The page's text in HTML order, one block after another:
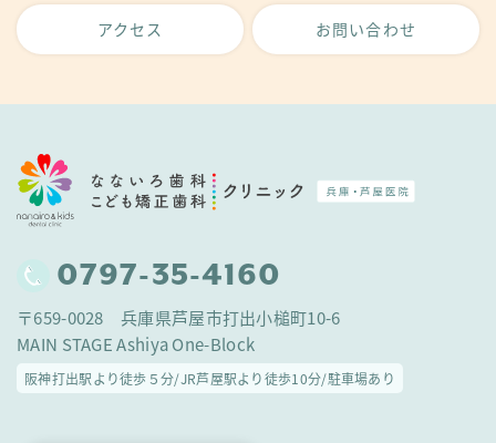
アクセス お問い合わせ
0797-35-4160
〒659-0028 兵庫県芦屋市打出小槌町10-6
MAIN STAGE Ashiya One-Block
阪神打出駅より徒歩５分/JR芦屋駅より徒歩10分/駐車場あり